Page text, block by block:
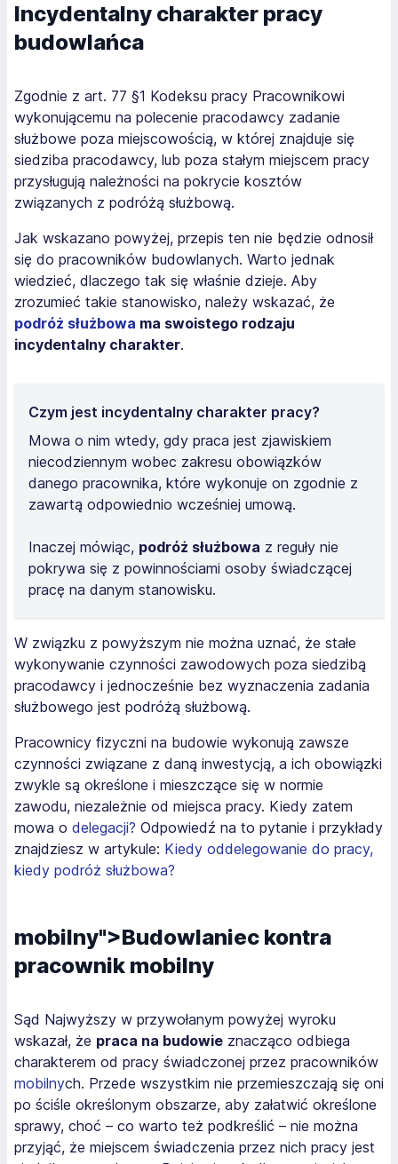
Incydentalny charakter pracy
budowlańca
Zgodnie z art. 77 §1 Kodeksu pracy Pracownikowi
wykonującemu na polecenie pracodawcy zadanie
służbowe poza miejscowością, w której znajduje się
siedziba pracodawcy, lub poza stałym miejscem pracy
przysługują należności na pokrycie kosztów
związanych z podróżą służbową.
Jak wskazano powyżej, przepis ten nie będzie odnosił
się do pracowników budowlanych. Warto jednak
wiedzieć, dlaczego tak się właśnie dzieje. Aby
zrozumieć takie stanowisko, należy wskazać, że
podróż służbowa ma swoistego rodzaju
incydentalny charakter.
Czym jest incydentalny charakter pracy?
Mowa o nim wtedy, gdy praca jest zjawiskiem
niecodziennym wobec zakresu obowiązków
danego pracownika, które wykonuje on zgodnie z
zawartą odpowiednio wcześniej umową.
Inaczej mówiąc, podróż służbowa z reguły nie
pokrywa się z powinnościami osoby świadczącej
pracę na danym stanowisku.
W związku z powyższym nie można uznać, że stałe
wykonywanie czynności zawodowych poza siedzibą
pracodawcy i jednocześnie bez wyznaczenia zadania
służbowego jest podróżą służbową.
Pracownicy fizyczni na budowie wykonują zawsze
czynności związane z daną inwestycją, a ich obowiązki
zwykle są określone i mieszczące się w normie
zawodu, niezależnie od miejsca pracy. Kiedy zatem
mowa o delegacji? Odpowiedź na to pytanie i przykłady
znajdziesz w artykule: Kiedy oddelegowanie do pracy,
kiedy podróż służbowa?
mobilny">Budowlaniec kontra
pracownik mobilny
Sąd Najwyższy w przywołanym powyżej wyroku
wskazał, że praca na budowie znacząco odbiega
charakterem od pracy świadczonej przez pracowników
mobilnych. Przede wszystkim nie przemieszczają się oni
po ściśle określonym obszarze, aby załatwić określone
sprawy, choć – co warto też podkreślić – nie można
przyjąć, że miejscem świadczenia przez nich pracy jest